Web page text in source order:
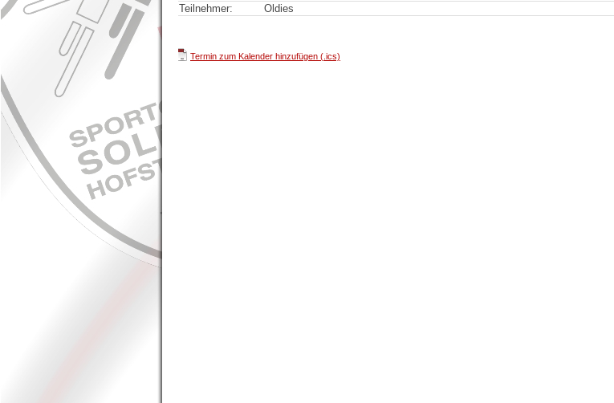
Teilnehmer: Oldies
Termin zum Kalender hinzufügen (.ics)